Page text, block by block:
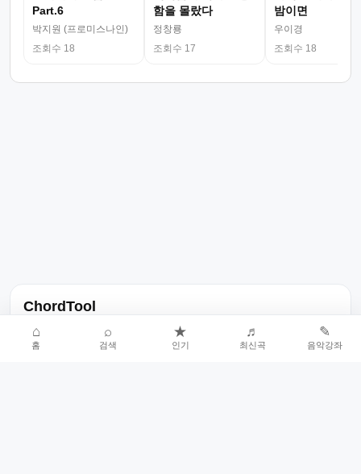
Part.6
박지원 (프로미스나인)
조회수 18
함을 몰랐다
정창룡
조회수 17
밤이면
우이경
조회수 18
ChordTool
노래 가사, 곡 정보, 코드, 악보를 한곳에서 찾을 수 있는 음악 정보
서비스입니다.
⌂
홈
⌕
검색
★
인기
♬
최신곡
✎
음악강좌